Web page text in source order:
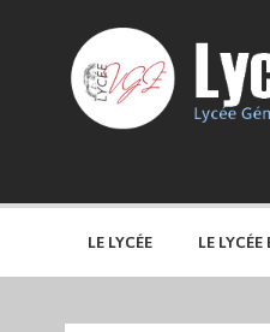
LE LYCÉE LE LYCÉE